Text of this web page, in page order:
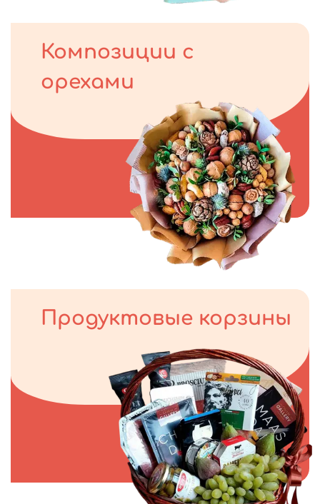
Композиции с
орехами
Продуктовые корзины